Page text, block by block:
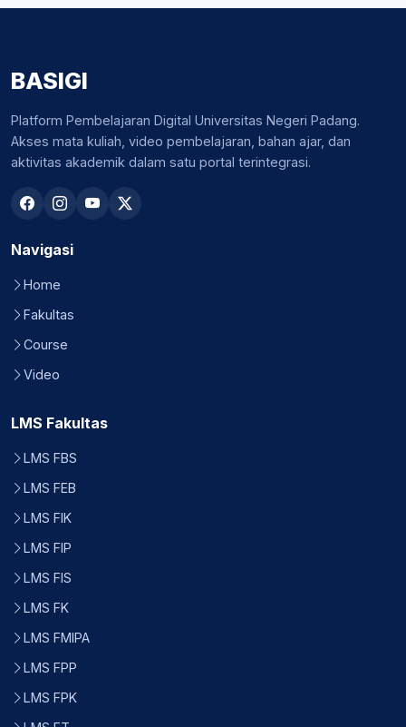
BASIGI
Platform Pembelajaran Digital Universitas Negeri Padang.
Akses mata kuliah, video pembelajaran, bahan ajar, dan
aktivitas akademik dalam satu portal terintegrasi.
Navigasi
Home
Fakultas
Course
Video
LMS Fakultas
LMS FBS
LMS FEB
LMS FIK
LMS FIP
LMS FIS
LMS FK
LMS FMIPA
LMS FPP
LMS FPK